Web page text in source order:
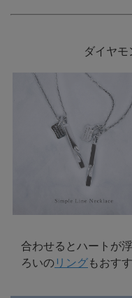
ダイヤモ
合わせるとハートが
ろいの リングもおすす